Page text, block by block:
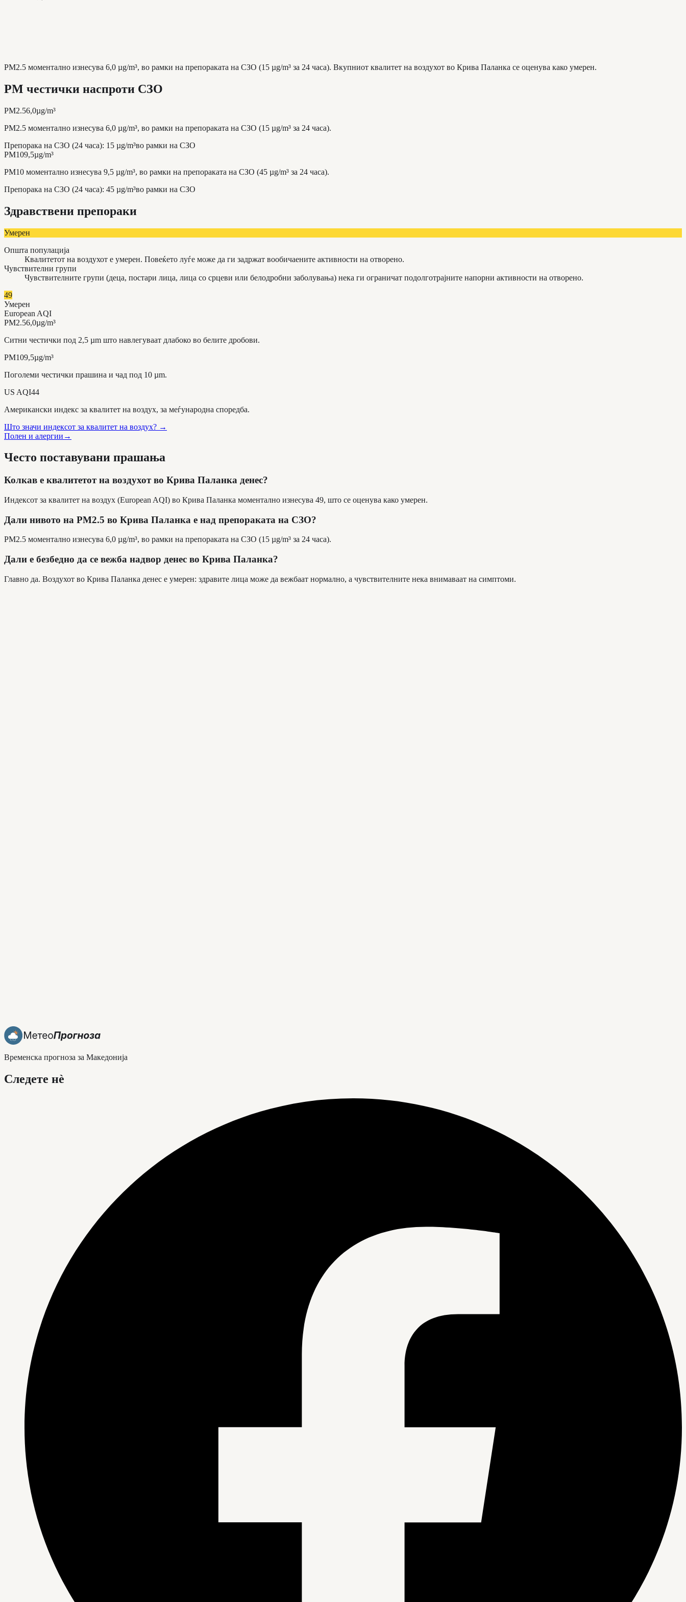
PM2.5 моментално изнесува 6,0 µg/m³, во рамки на препораката на СЗО (15 µg/m³ за 24 часа). Вкупниот квалитет на воздухот во Крива Паланка се оценува како умерен.
PM честички наспроти СЗО
PM2.56,0µg/m³
PM2.5 моментално изнесува 6,0 µg/m³, во рамки на препораката на СЗО (15 µg/m³ за 24 часа).
Препорака на СЗО (24 часа): 15 µg/m³во рамки на СЗО
PM109,5µg/m³
PM10 моментално изнесува 9,5 µg/m³, во рамки на препораката на СЗО (45 µg/m³ за 24 часа).
Препорака на СЗО (24 часа): 45 µg/m³во рамки на СЗО
Здравствени препораки
Умерен
Општа популација
Квалитетот на воздухот е умерен. Повеќето луѓе може да ги задржат вообичаените активности на отворено.
Чувствителни групи
Чувствителните групи (деца, постари лица, лица со срцеви или белодробни заболувања) нека ги ограничат подолготрајните напорни активности на отворено.
49
Умерен
European AQI
PM2.56,0µg/m³
Ситни честички под 2,5 µm што навлегуваат длабоко во белите дробови.
PM109,5µg/m³
Поголеми честички прашина и чад под 10 µm.
US AQI44
Американски индекс за квалитет на воздух, за меѓународна споредба.
Што значи индексот за квалитет на воздух? →
Полен и алергии →
Често поставувани прашања
Колкав е квалитетот на воздухот во Крива Паланка денес?
Индексот за квалитет на воздух (European AQI) во Крива Паланка моментално изнесува 49, што се оценува како умерен.
Дали нивото на PM2.5 во Крива Паланка е над препораката на СЗО?
PM2.5 моментално изнесува 6,0 µg/m³, во рамки на препораката на СЗО (15 µg/m³ за 24 часа).
Дали е безбедно да се вежба надвор денес во Крива Паланка?
Главно да. Воздухот во Крива Паланка денес е умерен: здравите лица може да вежбаат нормално, а чувствителните нека внимаваат на симптоми.
Временска прогноза за Македонија
Следете нè